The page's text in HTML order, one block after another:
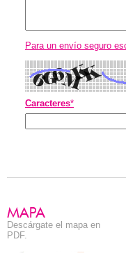
Para un envío seguro
Caracteres*
Descárgate el mapa en
PDF.